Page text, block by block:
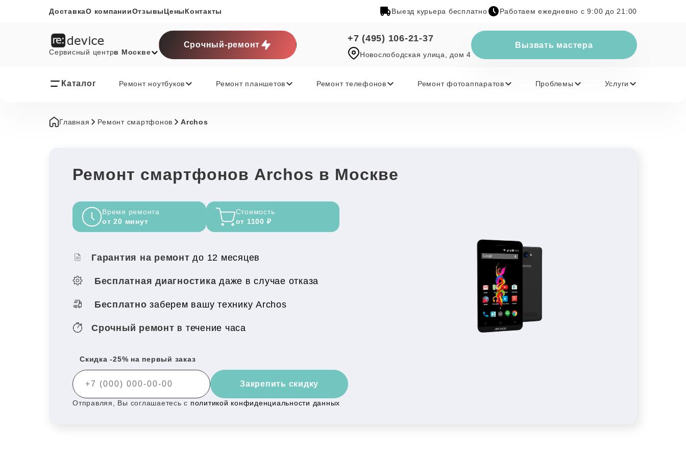
ДоставкаО компанииОтзывыЦеныКонтакты Выезд курьера бесплатно Работаем ежедневно с 9:00 до 21:00
Сервисный центрв Москве
Срочный-ремонт
+7 (495) 106-21-37
Новослободская улица, дом 4
Вызвать мастера
Каталог Ремонт ноутбуков Ремонт планшетов Ремонт телефонов Ремонт фотоаппаратов Проблемы Услуги
Главная Ремонт смартфонов Archos
Ремонт смартфонов Archos в Москве
Время ремонта
от 20 минут
Стоимость
от 1100 ₽
Гарантия на ремонтдо 12 месяцев
Бесплатная диагностика даже в случае отказа
Бесплатно заберем вашу технику Archos
Срочный ремонт в течение часа
Скидка -25% на первый заказ
Закрепить скидку
Отправляя, Вы соглашаетесь с политикой конфиденциальности данных